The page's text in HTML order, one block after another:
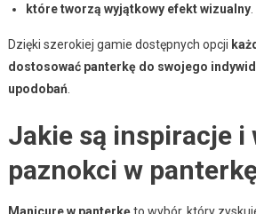
które tworzą wyjątkowy efekt wizualny.
Dzięki szerokiej gamie dostępnych opcji
dostosować panterkę do swojego
upodobań
Jakie są inspiracje i
paznokci w
Manicure w panterkęto wybór, który